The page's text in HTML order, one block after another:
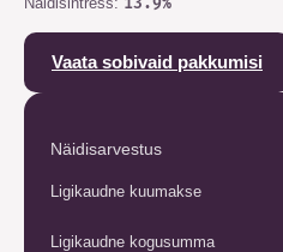
Vaata sobivaid pakkumisi
Näidisarvestus
Ligikaudne kuumakse
Ligikaudne kogusumma